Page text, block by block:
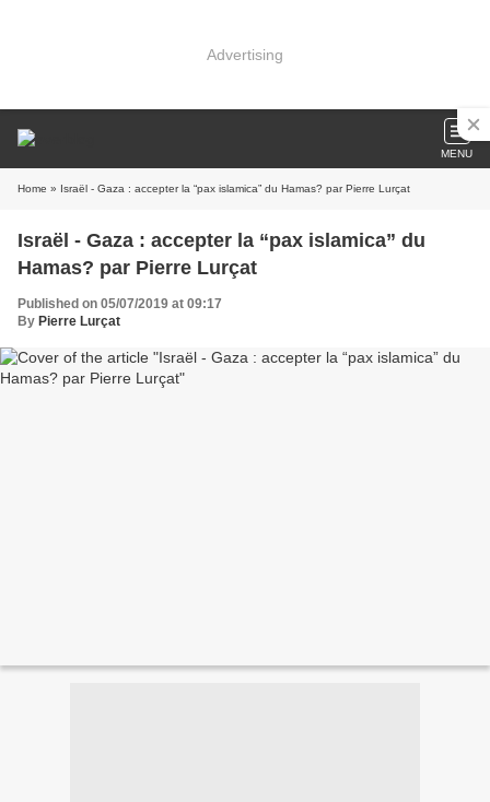
Advertising
MENU
Home » Israël - Gaza : accepter la “pax islamica” du Hamas? par Pierre Lurçat
Israël - Gaza : accepter la “pax islamica” du
Hamas? par Pierre Lurçat
Published on 05/07/2019 at 09:17
By Pierre Lurçat